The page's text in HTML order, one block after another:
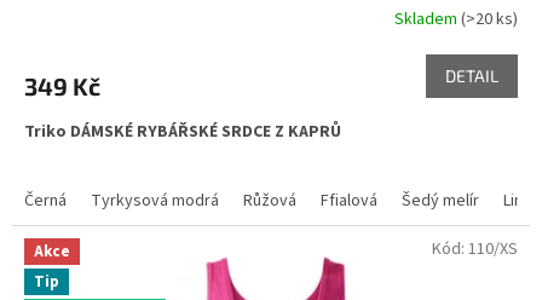
je
z
Skladem(>20 ks)
349 Kč DETAIL
Triko DÁMSKÉ RYBÁŘSKÉ SRDCE Z KAPRŮ
Černá Tyrkysová modrá Růžová Ffialová Šedý melír
Akce
Tip
Kód: 110/XS